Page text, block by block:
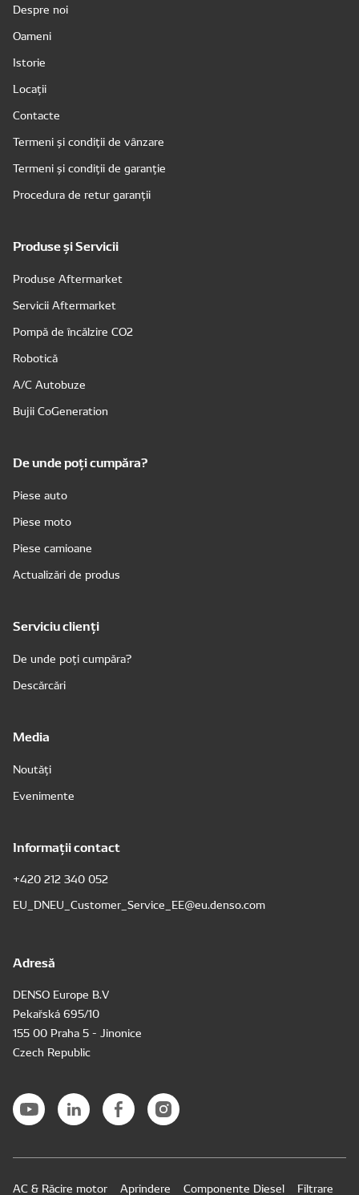
Despre noi
Oameni
Istorie
Locații
Contacte
Termeni și condiții de vânzare
Termeni și condiții de garanție
Procedura de retur garanții
Produse și Servicii
Produse Aftermarket
Servicii Aftermarket
Pompă de încălzire CO2
Robotică
A/C Autobuze
Bujii CoGeneration
De unde poți cumpăra?
Piese auto
Piese moto
Piese camioane
Actualizări de produs
Serviciu clienți
De unde poți cumpăra?
Descărcări
Media
Noutăți
Evenimente
Informații contact
+420 212 340 052
EU_DNEU_Customer_Service_EE@eu.denso.com
Adresă
DENSO Europe B.V
Pekařská 695/10
155 00 Praha 5 - Jinonice
Czech Republic
AC & Răcire motor Aprindere Componente Diesel Filtrare